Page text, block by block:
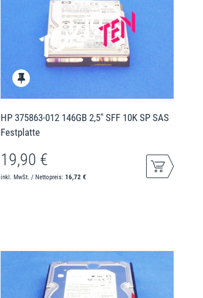
HP 375863-012 146GB 2,5" SFF 10K SP SAS
Festplatte
19,90 €
inkl. MwSt. / Nettopreis:16,72 €